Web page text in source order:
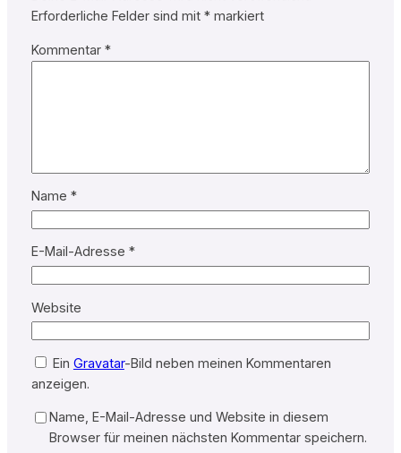
Erforderliche Felder sind mit *markiert
Kommentar *
Name *
E-Mail-Adresse *
Website
Ein Gravatar-Bild neben meinen Kommentaren
anzeigen.
Name, E-Mail-Adresse und Website in diesem
Browser für meinen nächsten Kommentar speichern.